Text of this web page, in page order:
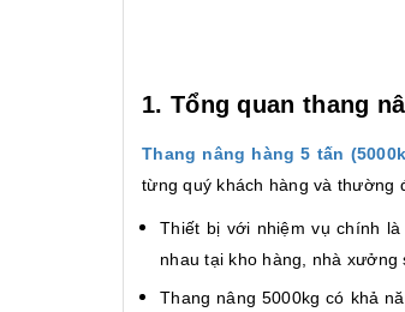
1. Tổng quan thang
Thang nâng hàng 5 tấn
từng quý khách hàng và thường
Thiết bị với nhiệm vụ chính
nhau tại kho hàng, nhà xưởng
Thang nâng 5000kg có khả